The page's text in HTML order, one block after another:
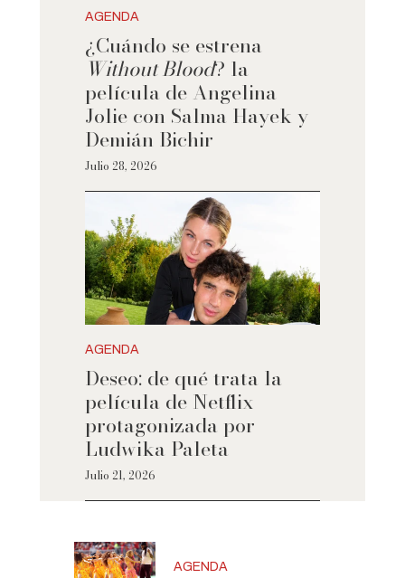
AGENDA
¿Cuándo se estrena
Without Blood? la
película de Angelina
Jolie con Salma Hayek y
Demián Bichir
Julio 28, 2026
AGENDA
Deseo: de qué trata la
película de Netflix
protagonizada por
Ludwika Paleta
Julio 21, 2026
AGENDA